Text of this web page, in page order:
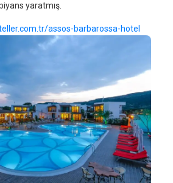
yaratmış.
assos-barbarossa-hotel